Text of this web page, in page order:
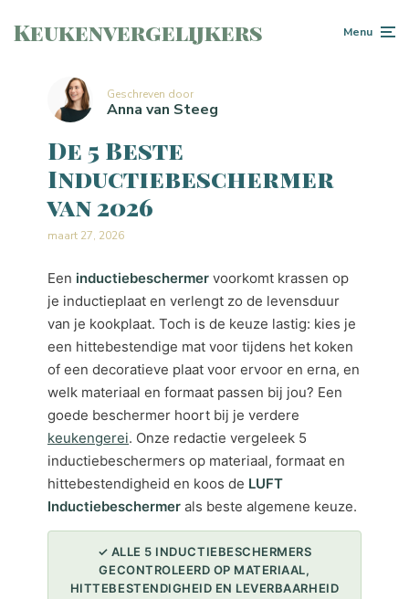
Keukenvergelijkers Menu
Geschreven door
Anna van Steeg
De 5 Beste
Inductiebeschermer
van 2026
maart 27, 2026
Een inductiebeschermer voorkomt krassen op
je inductieplaat en verlengt zo de levensduur
van je kookplaat. Toch is de keuze lastig: kies je
een hittebestendige mat voor tijdens het koken
of een decoratieve plaat voor ervoor en erna, en
welk materiaal en formaat passen bij jou? Een
goede beschermer hoort bij je verdere
keukengerei. Onze redactie vergeleek 5
inductiebeschermers op materiaal, formaat en
hittebestendigheid en koos de LUFT
Inductiebeschermer als beste algemene keuze.
✓ ALLE 5 INDUCTIEBESCHERMERS
GECONTROLEERD OP MATERIAAL,
HITTEBESTENDIGHEID EN LEVERBAARHEID